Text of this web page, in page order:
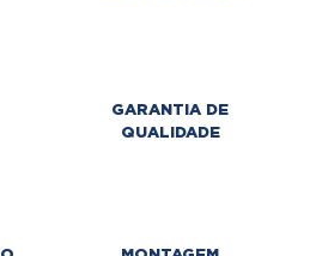
GARANTIA DE
QUALIDADE